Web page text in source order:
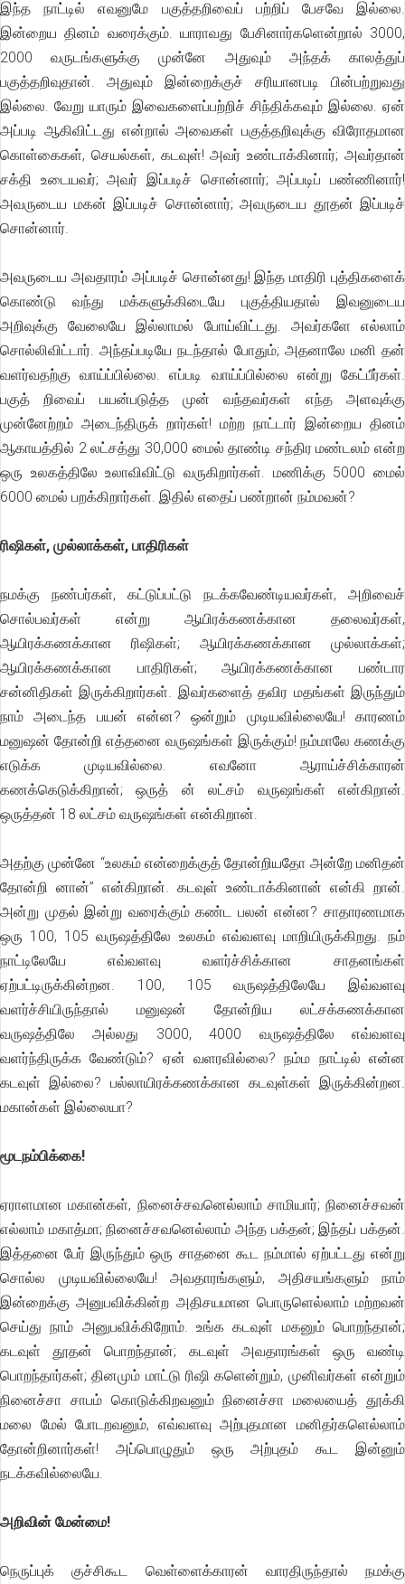
இந்த நாட்டில் எவனுமே பகுத்தறிவைப் பற்றிப் பேசவே இல்லை.
இன்றைய தினம் வரைக்கும். யாராவது பேசினார்களென்றால் 3000,
2000 வருடங்களுக்கு முன்னே அதுவும் அந்தக் காலத்துப்
பகுத்தறிவுதான். அதுவும் இன்றைக்குச் சரியானபடி பின்பற்றுவது
இல்லை. வேறு யாரும் இவைகளைப்பற்றிச் சிந்திக்கவும் இல்லை. ஏன்
அப்படி ஆகிவிட்டது என்றால் அவைகள் பகுத்தறிவுக்கு விரோதமான
கொள்கைகள், செயல்கள், கடவுள்! அவர் உண்டாக்கினார்; அவர்தான்
சக்தி உடையவர்; அவர் இப்படிச் சொன்னார்; அப்படிப் பண்ணினார்!
அவருடைய மகன் இப்படிச் சொன்னார்; அவருடைய தூதன் இப்படிச்
சொன்னார்.
அவருடைய அவதாரம் அப்படிச் சொன்னது! இந்த மாதிரி புத்திகளைக்
கொண்டு வந்து மக்களுக்கிடையே புகுத்தியதால் இவனுடைய
அறிவுக்கு வேலையே இல்லாமல் போய்விட்டது. அவர்களே எல்லாம்
சொல்லிவிட்டார். அந்தப்படியே நடந்தால் போதும்; அதனாலே மனி தன்
வளர்வதற்கு வாய்ப்பில்லை. எப்படி வாய்ப்பில்லை என்று கேட்பீர்கள்.
பகுத் றிவைப் பயன்படுத்த முன் வந்தவர்கள் எந்த அளவுக்கு
முன்னேற்றம் அடைந்திருக் றார்கள்! மற்ற நாட்டார் இன்றைய தினம்
ஆகாயத்தில் 2 லட்சத்து 30,000 மைல் தாண்டி சந்திர மண்டலம் என்ற
ஒரு உலகத்திலே உலாவிவிட்டு வருகிறார்கள். மணிக்கு 5000 மைல்
6000 மைல் பறக்கிறார்கள். இதில் எதைப் பண்றான் நம்மவன்?
ரிஷிகள், முல்லாக்கள், பாதிரிகள்
நமக்கு நண்பர்கள், கட்டுப்பட்டு நடக்கவேண்டியவர்கள், அறிவைச்
சொல்பவர்கள் என்று ஆயிரக்கணக்கான தலைவர்கள்,
ஆயிரக்கணக்கான ரிஷிகள்; ஆயிரக்கணக்கான முல்லாக்கள்;
ஆயிரக்கணக்கான பாதிரிகள்; ஆயிரக்கணக்கான பண்டார
சன்னிதிகள் இருக்கிறார்கள். இவர்களைத் தவிர மதங்கள் இருந்தும்
நாம் அடைந்த பயன் என்ன? ஒன்றும் முடியவில்லையே! காரணம்
மனுஷன் தோன்றி எத்தனை வருஷங்கள் இருக்கும்! நம்மாலே கணக்கு
எடுக்க முடியவில்லை. எவனோ ஆராய்ச்சிக்காரன்
கணக்கெடுக்கிறான்; ஒருத் ன் லட்சம் வருஷங்கள் என்கிறான்.
ஒருத்தன் 18 லட்சம் வருஷங்கள் என்கிறான்.
அதற்கு முன்னே “உலகம் என்றைக்குத் தோன்றியதோ அன்றே மனிதன்
தோன்றி னான்’’ என்கிறான். கடவுள் உண்டாக்கினான் என்கி றான்.
அன்று முதல் இன்று வரைக்கும் கண்ட பலன் என்ன? சாதாரணமாக
ஒரு 100, 105 வருஷத்திலே உலகம் எவ்வளவு மாறியிருக்கிறது. நம்
நாட்டிலேயே எவ்வளவு வளர்ச்சிக்கான சாதனங்கள்
ஏற்பட்டிருக்கின்றன. 100, 105 வருஷத்திலேயே இவ்வளவு
வளர்ச்சியிருந்தால் மனுஷன் தோன்றிய லட்சக்கணக்கான
வருஷத்திலே அல்லது 3000, 4000 வருஷத்திலே எவ்வளவு
வளர்ந்திருக்க வேண்டும்? ஏன் வளரவில்லை? நம்ம நாட்டில் என்ன
கடவுள் இல்லை? பல்லாயிரக்கணக்கான கடவுள்கள் இருக்கின்றன.
மகான்கள் இல்லையா?
மூடநம்பிக்கை!
ஏராளமான மகான்கள், நினைச்சவனெல்லாம் சாமியார்; நினைச்சவன்
எல்லாம் மகாத்மா; நினைச்சவனெல்லாம் அந்த பக்தன்; இந்தப் பக்தன்.
இத்தனை பேர் இருந்தும் ஒரு சாதனை கூட நம்மால் ஏற்பட்டது என்று
சொல்ல முடியவில்லையே! அவதாரங்களும், அதிசயங்களும் நாம்
இன்றைக்கு அனுபவிக்கின்ற அதிசயமான பொருளெல்லாம் மற்றவன்
செய்து நாம் அனுபவிக்கிறோம். உங்க கடவுள் மகனும் பொறந்தான்;
கடவுள் தூதன் பொறந்தான்; கடவுள் அவதாரங்கள் ஒரு வண்டி
பொறந்தார்கள்; தினமும் மாட்டு ரிஷி களென்றும், முனிவர்கள் என்றும்
நினைச்சா சாபம் கொடுக்கிறவனும் நினைச்சா மலையைத் தூக்கி
மலை மேல் போடறவனும், எவ்வளவு அற்புதமான மனிதர்களெல்லாம்
தோன்றினார்கள்! அப்பொழுதும் ஒரு அற்புதம் கூட இன்னும்
நடக்கவில்லையே.
அறிவின் மேன்மை!
நெருப்புக் குச்சிகூட வெள்ளைக்காரன் வாரதிருந்தால் நமக்கு